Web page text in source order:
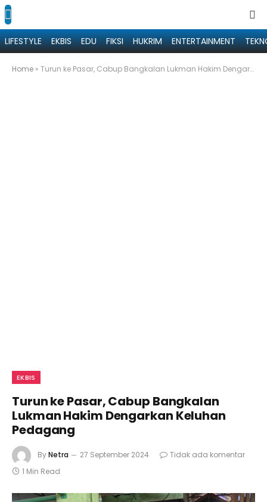
LIFESTYLE EKBIS EDU FIKSI HUKRIM ENTERTAINMENT
Home » Turun ke Pasar, Cabup Bangkalan Lukman Hakim Dengarkan Keluhan Pedagang
EKBIS
Turun ke Pasar, Cabup Bangkalan
Lukman Hakim Dengarkan Keluhan
Pedagang
ByNetra 27 September 2024
Tidak ada komentar
1 Min Read